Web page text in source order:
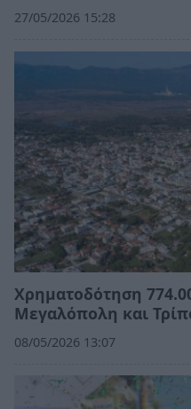
27/05/2026 15:28
Χρηματοδότηση
Μεγαλόπολη και
08/05/2026 13:07